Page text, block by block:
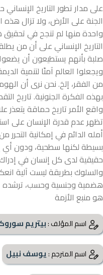
على مدار تطور التاريخ
الجنة على الأرض، ولا تزال
واحدة منها لم تنجح في
التاريخ الإنساني على أن من
صلبة بأنهم يستطيعون أن
ويجعلوا العالم آمنًا لتنمية
من الفقر، إلخ. نحن نرى أن
بهذه الفكرة الجنونية. تاريخ
واقع الأمر تاريخ حماقة يتعذر
تظهر عدم قدرة الإنسان على
أمله الدائم في إمكانية
بسيطة لكنها سطحية، ودون أي
حقيقية لدى كل إنسان في
والسلوك بطريقة ليست آلية
هضمية وجنسية وحسب، ترشده
هو منبع الأزمة
اسم المؤلف :بيتريم
اسم المترجم :يوسف نبيل